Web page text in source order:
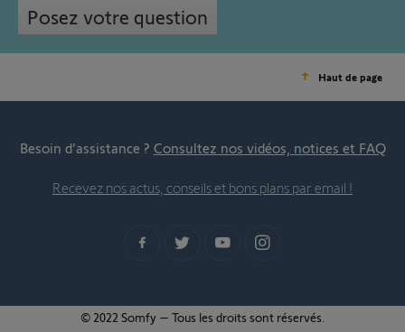
Posez votre question
Haut de page
Besoin d’assistance ? Consultez nos vidéos, notices et FAQ
Recevez nos actus, conseils et bons plans par email !
© 2022 Somfy – Tous les droits sont réservés.